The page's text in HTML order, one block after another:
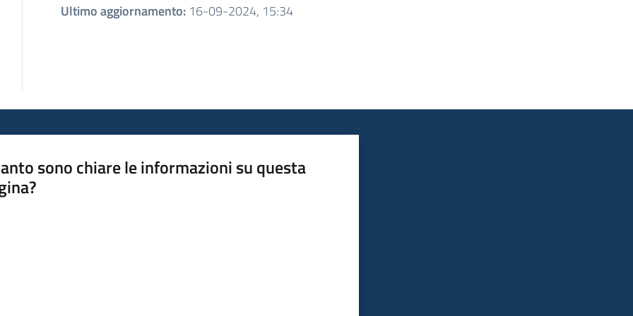
Ultimo aggiornamento: 16-09-2024, 15:34
sono chiare le informazioni su questa